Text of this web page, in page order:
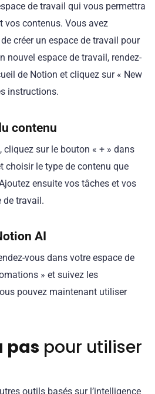
de travail qui vous permettra
vos contenus. Vous avez
créer un espace de travail pour
nouvel espace de travail, rendez-
de Notion et cliquez sur « New
instructions.
contenu
cliquez sur le bouton « + » dans
choisir le type de contenu que
ensuite vos tâches et vos
de travail.
AI
vous dans votre espace de
» et suivez les
pouvez maintenant utiliser
pas pour utiliser
outils basés sur l’intelligence